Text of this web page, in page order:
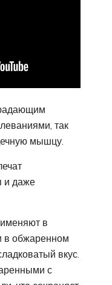
так
мышцу.
и даже
в
в обжаренном
вкус.
с